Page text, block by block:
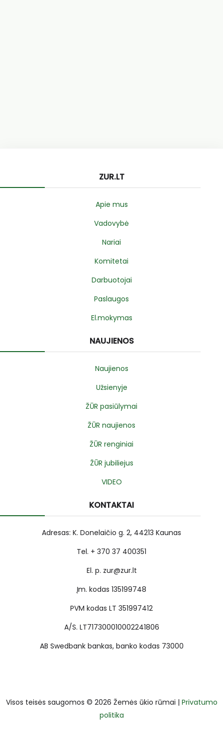
ZUR.LT
Apie mus
Vadovybė
Nariai
Komitetai
Darbuotojai
Paslaugos
El.mokymas
NAUJIENOS
Naujienos
Užsienyje
ŽŪR pasiūlymai
ŽŪR naujienos
ŽŪR renginiai
ŽŪR jubiliejus
VIDEO
KONTAKTAI
Adresas: K. Donelaičio g. 2, 44213 Kaunas
Tel. + 370 37 400351
El. p. zur@zur.lt
Įm. kodas 135199748
PVM kodas LT 351997412
A/S. LT717300010002241806
AB Swedbank bankas, banko kodas 73000
Visos teisės saugomos © 2026 Žemės ūkio rūmai | Privatumo
politika